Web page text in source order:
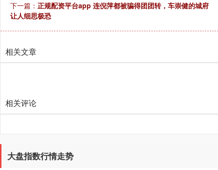
下一篇： 正规配资平台app 连倪萍都被骗得团团转，车崇健的城府
让人细思极恐
相关文章
相关评论
大盘指数行情走势